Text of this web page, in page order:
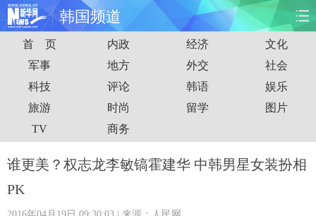
韩国频道
首页 时政 国际 财经
娱乐 体育 人事 教育
时尚 思客
港澳 台湾 华人 汽车
首 页 内政 经济
文化
军事
地方 外交
社会
科技
评论 韩语
娱乐
旅游
时尚 留学
图片
TV
商务
谁更美？权志龙李敏镐霍建华 中韩男星女装扮相
PK